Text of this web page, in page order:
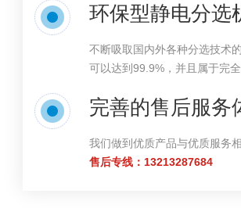
环保型静电分选
不断吸取国内外各种分选技术
可以达到99.9%，并且属于完
完善的售后服务
我们做到优质产品与优质服务
售后专线： 13213287684